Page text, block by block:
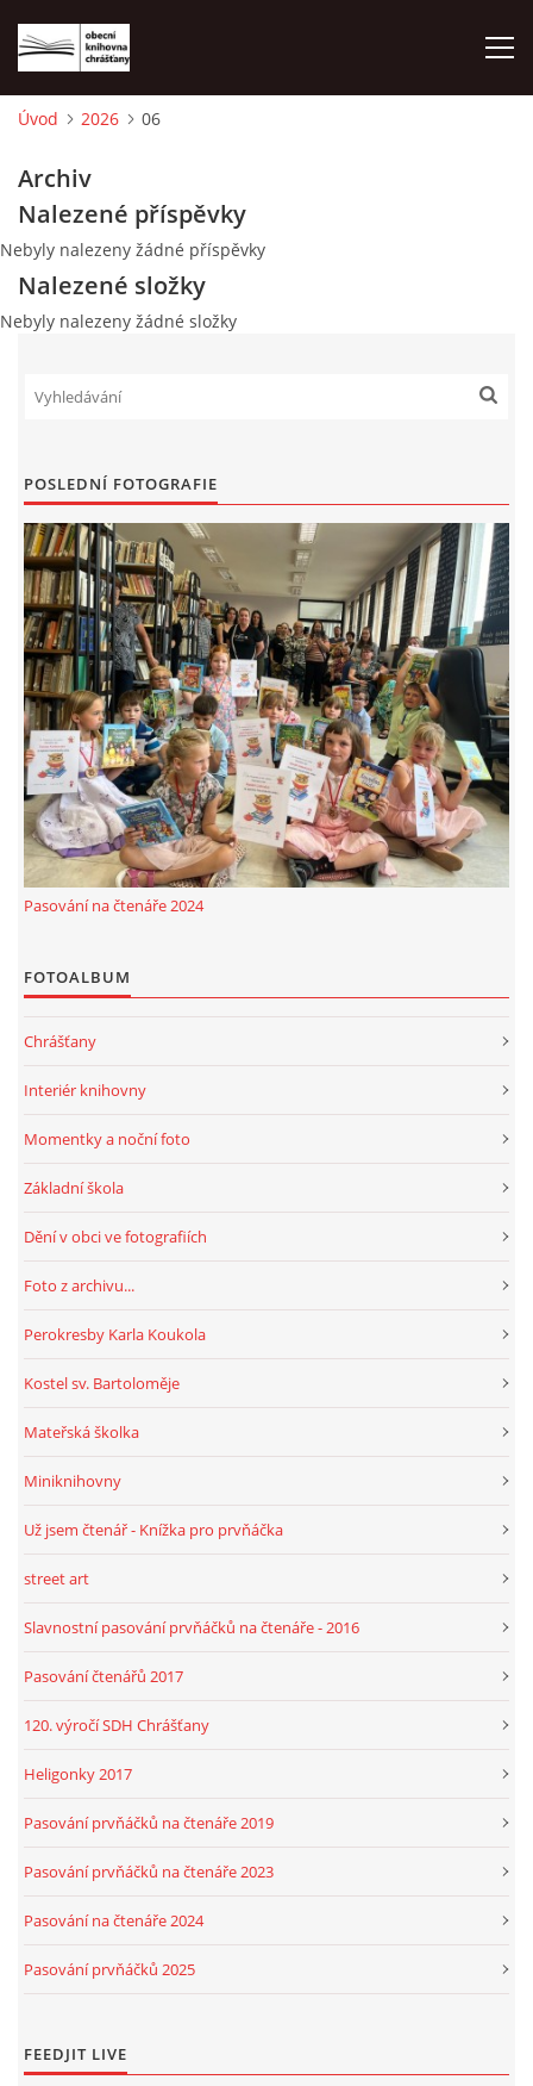
LETNÍ KINO 2026
VÝPŮJČNÍ DOBA
WEBOVÁ KAMERA
VIDEA Z DRONU
STREET ART
"KNIHOBUDKY"
ČASOSBĚRY - CHRÁŠŤANY
PROJEKT FLYNN "KNIHOVNA" CARSEN
MOBILNÍ APLIKACE
VÝZNAČNÍ RODÁCI
PODĚKOVÁNÍ
SLUŽBY
HRY, KVÍZY, VZDĚLÁVÁNÍ ON-LINE
knihovnachrastany@seznam.cz
© 2026 eStránky.cz |RSS Aktualizováno: 1. 8. 2026
Úvod 2026 06
Archiv
Nalezené příspěvky
Nebyly nalezeny žádné příspěvky
Nalezené složky
Nebyly nalezeny žádné složky
POSLEDNÍ FOTOGRAFIE
Pasování na čtenáře 2024
FOTOALBUM
Chrášťany
Interiér knihovny
Momentky a noční foto
Základní škola
Dění v obci ve fotografiích
Foto z archivu...
Perokresby Karla Koukola
Kostel sv. Bartoloměje
Mateřská školka
Miniknihovny
Už jsem čtenář - Knížka pro prvňáčka
street art
Slavnostní pasování prvňáčků na čtenáře - 2016
Pasování čtenářů 2017
120. výročí SDH Chrášťany
Heligonky 2017
Pasování prvňáčků na čtenáře 2019
Pasování prvňáčků na čtenáře 2023
Pasování na čtenáře 2024
Pasování prvňáčků 2025
FEEDJIT LIVE